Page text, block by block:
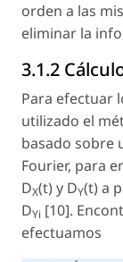
orden a las
eliminar la
3.1.2
Para efectuar
utilizado el
basado sobre
Fourier, para
DX(t) y DY(t) a
DYi [10].
efectuamos